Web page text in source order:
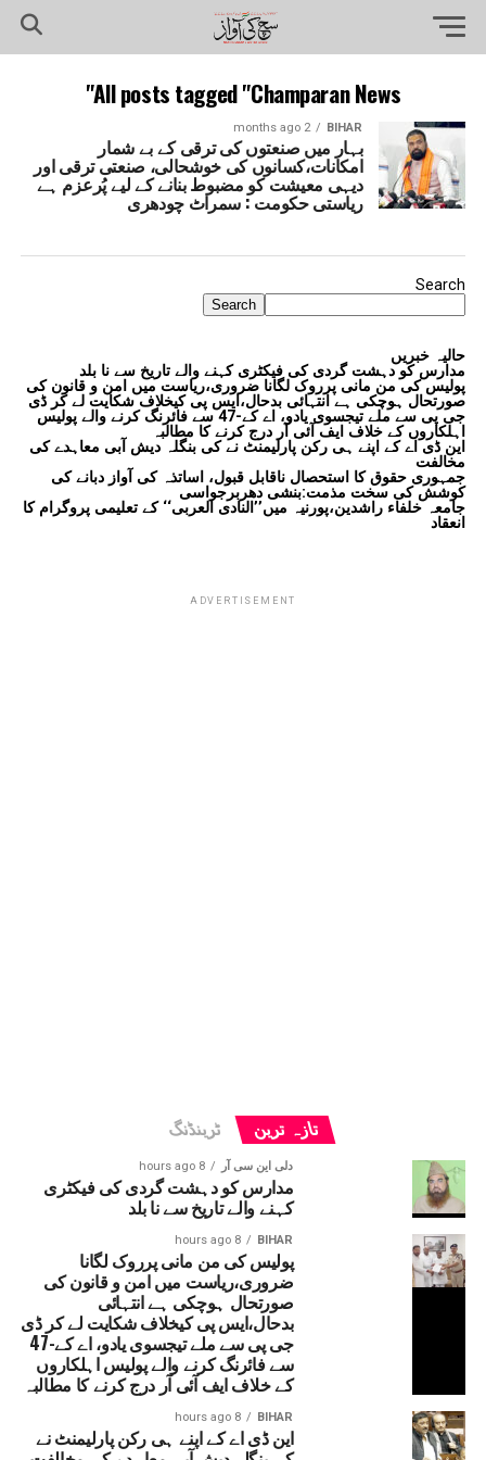
All posts tagged "Champaran News"
BIHAR
2 months ago
بہار میں صنعتوں کی ترقی کے بے شمار
امکانات،کسانوں کی خوشحالی، صنعتی ترقی اور
دیہی معیشت کو مضبوط بنانے کے لیے پُرعزم ہے
ریاستی حکومت : سمراٹ چودھری
Search
Search
حالیہ خبریں
مدارس کو دہشت گردی کی فیکٹری کہنے والے تاریخ سے نا بلد
پولیس کی من مانی پرروک لگانا ضروری،ریاست میں امن و قانون کی
صورتحال ہوچکی ہے انتہائی بدحال،ایس پی کیخلاف شکایت لے کر ڈی
جی پی سے ملے تیجسوی یادو، اے کے-47 سے فائرنگ کرنے والے پولیس
اہلکاروں کے خلاف ایف آئی آر درج کرنے کا مطالبہ
این ڈی اے کے اپنے ہی رکن پارلیمنٹ نے کی بنگلہ دیش آبی معاہدے کی
مخالفت
جمہوری حقوق کا استحصال ناقابل قبول، اساتذہ کی آواز دبانے کی
کوشش کی سخت مذمت:بنشی دھربرجواسی
جامعہ خلفاء راشدین،پورنیہ میں’’النادی العربی‘‘ کے تعلیمی پروگرام کا
انعقاد
ADVERTISEMENT
تازہ ترین ٹرینڈنگ
دلی این سی آر 8 hours ago
مدارس کو دہشت گردی کی فیکٹری
کہنے والے تاریخ سے نا بلد
BIHAR
8 hours ago
پولیس کی من مانی پرروک لگانا
ضروری،ریاست میں امن و قانون کی
صورتحال ہوچکی ہے انتہائی
بدحال،ایس پی کیخلاف شکایت لے کر ڈی
جی پی سے ملے تیجسوی یادو، اے کے-47
سے فائرنگ کرنے والے پولیس اہلکاروں
کے خلاف ایف آئی آر درج کرنے کا مطالبہ
BIHAR
8 hours ago
این ڈی اے کے اپنے ہی رکن پارلیمنٹ نے